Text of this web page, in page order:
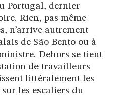
Portugal, dernier
Rien, pas même
n’arrive autrement
de São Bento ou à
Dehors se tient
de travailleurs
littéralement les
sur les escaliers du